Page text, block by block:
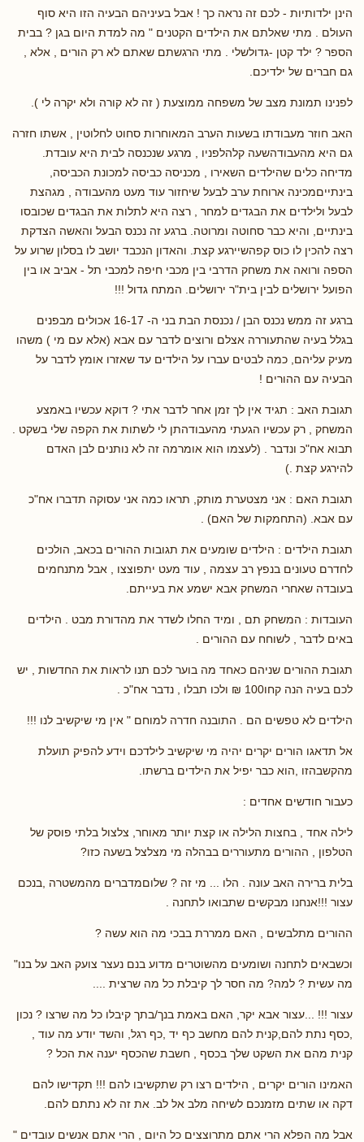
הינן ילדותיות - לכם זה נראה כך ! אבל בעיניהם הבעיה הזו היא סוף
העולם . מתי שאלתם את הילדים הקטנים " מה למדת היום בגן ? בבית
הספר ? ילד קטן -גדולשלי . מתי הרגשתם שאתם לא רק הורים , אלא ,
גם חברים של ילדיכם.
לפנינו תמונת מצב של משפחה ממוצעת ( זה לא קורה ולא יקרה לי ).
האב חוזר מעבודתו בשעות הערב המאוחרות סחוט לחלוטין , אשתו חזרה
גם היא מהעבודהשעה קלהלפניו , מרגע שנכנסה לבית היא עובדת.
מדיחה כלים שהילדים השאירו , מכניסה כביסה למכונת הכביסה,
בינתייםמכינה ארוחת ערב לבעל שיחזור עוד מעט מהעבודה , מגהצת
לבעל ולילדים את הבגדים למחר , רצה היא לתלות את הבגדים שכובסו
בינתיים, והיא כבר סחוטה ומרוטה. ברגע זה נכנס הבעל והאשה הצדקת
רצה להכין לו כוס קפהשיירגע קצת. והאדון הנכבד יושב לו בסלון שרוע על
הספה ורואה את משחק הדרבי בין מכבי חיפה למכבי תל - אביב או בין
הפועל ירושלים לבין בית"ר ירושלים. המתח גדול !!!
ברגע זה ממש נכנס הבן / נכנסת הבת בני ה- 16-17 אכולים מבפנים
בגלל בעיה שהתעוררה אצלם ורוצים לדבר עם אבא (אלא עם מי ) משהו
מעיק עליהם, כמה לבטים עברו על הילדים עד שאזרו אומץ לדבר על
הבעיה עם ההורים !
תגובת האב : תגיד אין לך זמן אחר לדבר אתי ? דוקא עכשיו באמצע
המשחק , רק עכשיו הגעתי מהעבודהתן לי לשתות את הקפה שלי בשקט .
תבוא אח"כ ונדבר . (לעצמו הוא אומרמה זה לא נותנים לבן האדם
להירגע קצת .)
תגובת האם : אני מצטערת מותק, תראו כמה אני עסוקה תדברו אח"כ
עם אבא. (התחמקות של האם) .
תגובת הילדים : הילדים שומעים את תגובות ההורים בכאב, הולכים
לחדרם טעונים בנפץ רב עצמה , עוד מעט יתפוצצו , אבל מתנחמים
בעובדה שאחרי המשחק אבא ישמע את בעייתם.
העובדות : המשחק תם , ומיד החלו לשדר את מהדורת מבט . הילדים
באים לדבר , לשוחח עם ההורים .
תגובת ההורים שניהם כאחד מה בוער לכם תנו לראות את החדשות , יש
לכם בעיה הנה קחו100 ₪ ולכו תבלו , נדבר אח"כ .
הילדים לא טפשים הם . התובנה חדרה למוחם " אין מי שיקשיב לנו !!!
אל תדאגו הורים יקרים יהיה מי שיקשיב לילדכם וידע להפיק תועלת
מהקשבהזו ,הוא כבר יפיל את הילדים ברשתו.
כעבור חודשים אחדים :
לילה אחד , בחצות הלילה או קצת יותר מאוחר, צלצול בלתי פוסק של
הטלפון , ההורים מתעוררים בבהלה מי מצלצל בשעה כזו?
בלית ברירה האב עונה . הלו ... מי זה ? שלוםמדברים מהמשטרה ,בנכם
עצור !!!אנחנו מבקשים שתבואו לתחנה .
ההורים מתלבשים , האם ממררת בבכי מה הוא עשה ?
וכשבאים לתחנה ושומעים מהשוטרים מדוע בנם נעצר צועק האב על בנו"
מה עשית ? למה? מה חסר לך קיבלת כל מה שרצית ....
עצור !!! ...עצור אבא יקר, האם באמת בנך/בתך קיבלו כל מה שרצו ? נכון
,כסף נתת להם,קנית להם מחשב כף יד ,כף רגל, והשד יודע מה עוד ,
קנית מהם את השקט שלך בכסף , חשבת שהכסף יענה את הכל ?
האמינו הורים יקרים , הילדים רצו רק שתקשיבו להם !!! תקדישו להם
דקה או שתים מזמנכם לשיחה מלב אל לב. את זה לא נתתם להם.
אבל מה הפלא הרי אתם מתרוצצים כל היום , הרי אתם אנשים עובדים "